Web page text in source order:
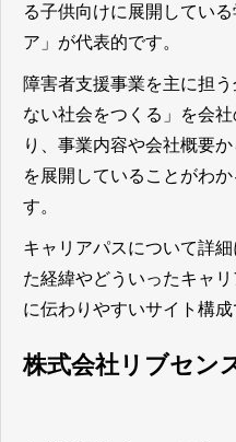
る子供向けに展開してい
ア」が代表的です。
障害者支援事業を主に担
ない社会をつくる」を会
り、事業内容や会社概要
を展開していることがわ
す。
キャリアパスについて詳
た経緯やどういったキャ
に伝わりやすいサイト構成
株式会社リブセン